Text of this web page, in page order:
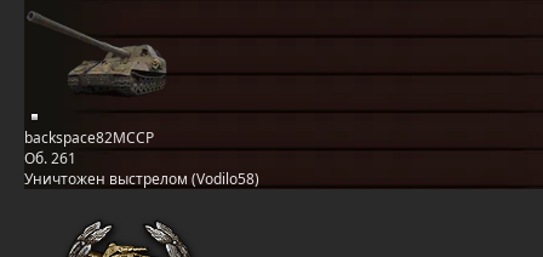
backspace82MCCP
Об. 261
Уничтожен выстрелом (Vodilo58)